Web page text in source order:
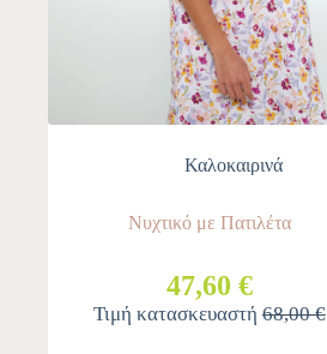
Καλοκαιρινά
Νυχτικό με Πατιλέτα
47,60 €
Τιμή κατασκευαστή 68,00 €